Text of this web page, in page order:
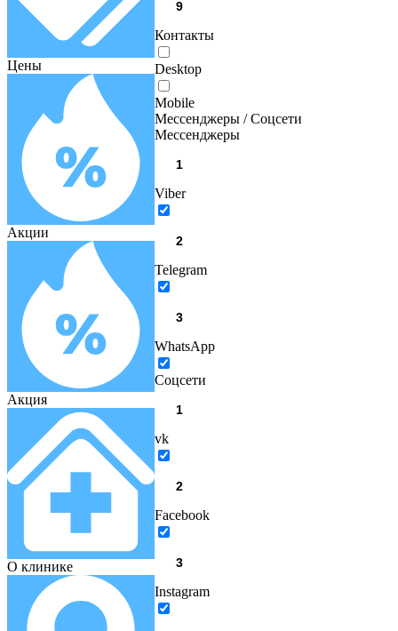
Цены
Акции
Акция
О клинике
Контакты
Desktop
Mobile
Мессенджеры / Соцсети
Мессенджеры
Viber
Telegram
WhatsApp
Соцсети
vk
Facebook
Instagram